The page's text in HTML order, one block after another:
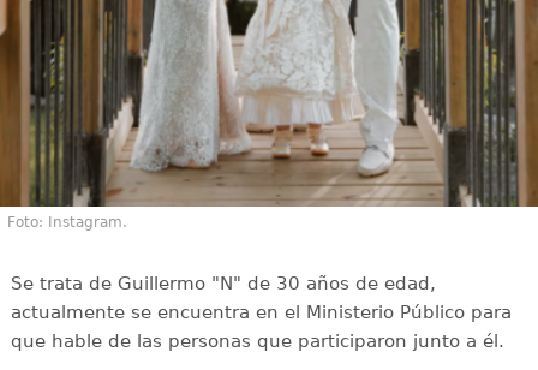
Foto: Instagram.
Se trata de Guillermo "N" de 30 años de edad,
actualmente se encuentra en el Ministerio Público para
que hable de las personas que participaron junto a él.